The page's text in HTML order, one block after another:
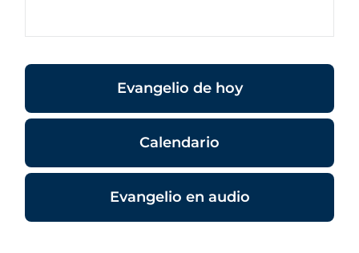
Evangelio de hoy
Calendario
Evangelio en audio